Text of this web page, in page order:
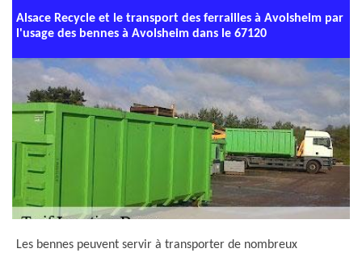
Alsace Recycle et le transport des ferrailles à Avolsheim par
l'usage des bennes à Avolsheim dans le 67120
Les bennes peuvent servir à transporter de nombreux